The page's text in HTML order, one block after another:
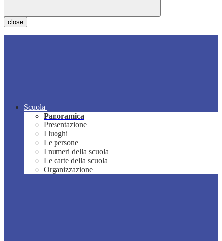
close
Scuola
Panoramica
Presentazione
I luoghi
Le persone
I numeri della scuola
Le carte della scuola
Organizzazione